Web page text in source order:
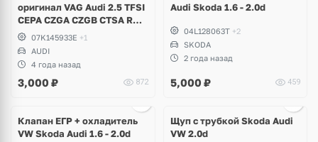
оригинал VAG Audi 2.5 TFSI
CEPA CZGA CZGB CTSA RS3,
RSQ3, TT RS 8J
07K145933E +1
AUDI
4 года назад
3,000 ₽ 872
Audi Skoda 1.6 - 2.0d
04L128063T +2
SKODA
2 года назад
5,000 ₽ 459
Клапан ЕГР + охладитель
VW Skoda Audi 1.6 - 2.0d
Щуп с трубкой Skoda Audi
VW 2.0d